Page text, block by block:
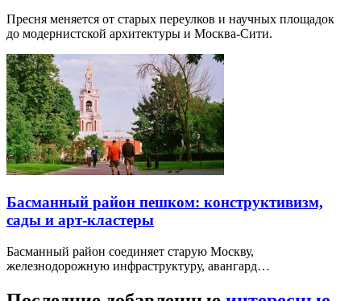
Пресня меняется от старых переулков и научных площадок
до модернистской архитектуры и Москва-Сити.
Басманный район пешком: конструктивизм,
сады и арт-кластеры
Басманный район соединяет старую Москву,
железнодорожную инфраструктуру, авангард…